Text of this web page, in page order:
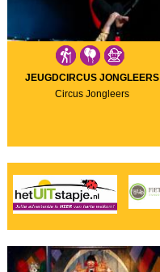
JEUGDCIRCUS JONGLEERS
Circus Jongleers